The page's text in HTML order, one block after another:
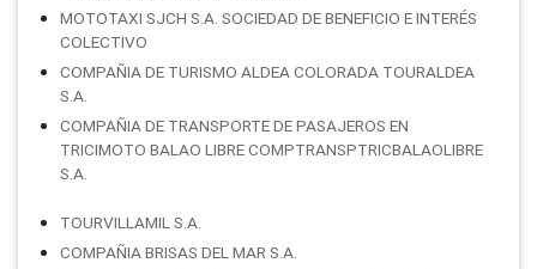
MOTOTAXI SJCH S.A. SOCIEDAD DE BENEFICIO E INTERÉS
COLECTIVO
COMPAÑIA DE TURISMO ALDEA COLORADA TOURALDEA
S.A.
COMPAÑIA DE TRANSPORTE DE PASAJEROS EN
TRICIMOTO BALAO LIBRE COMPTRANSPTRICBALAOLIBRE
S.A.
TOURVILLAMIL S.A.
COMPAÑIA BRISAS DEL MAR S.A.